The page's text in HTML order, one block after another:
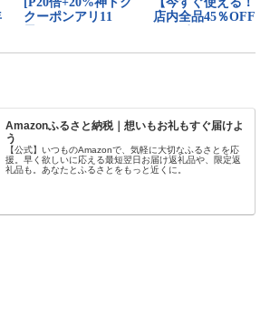
Amazonふるさと納税｜想いもお礼もすぐ届けよ
う
【公式】いつものAmazonで、気軽に大切なふるさとを応
援。早く欲しいに応える最短翌日お届け返礼品や、限定返
礼品も。あなたとふるさとをもっと近くに。